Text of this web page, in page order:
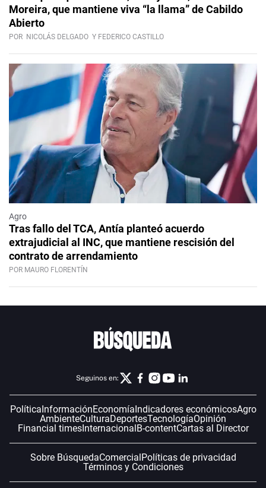
Moreira, que mantiene viva “la llama” de Cabildo
Abierto
POR NICOLÁS DELGADO Y FEDERICO CASTILLO
Agro
Tras fallo del TCA, Antía planteó acuerdo
extrajudicial al INC, que mantiene rescisión del
contrato de arrendamiento
POR MAURO FLORENTÍN
Seguinos en:
PolíticaInformaciónEconomíaIndicadores económicosAgro
AmbienteCulturaDeportesTecnologíaOpinión
Financial timesInternacionalB-contentCartas al Director
Sobre BúsquedaComercialPolíticas de privacidad
Términos y Condiciones